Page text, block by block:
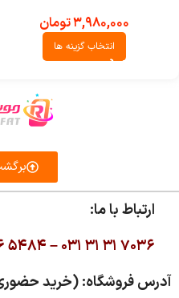
۳,۹۸۰,۰۰۰تومان
انتخاب گزینه ها
ارتباط با ما:
۰۹۱۳۰۳۱ ۳۱ ۳۱ ۷۰۳۶
آدرس فروشگاه: (خرید